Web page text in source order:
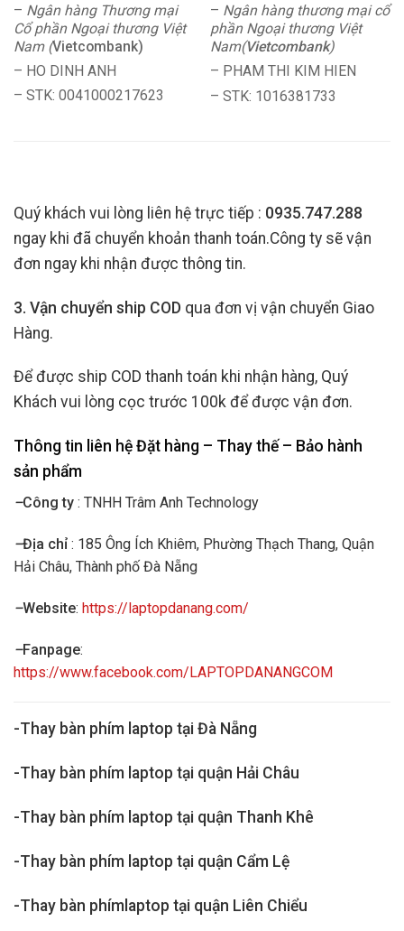
– Ngân hàng Thương mại
Cổ phần Ngoại thương Việt
Nam (Vietcombank)
– HO DINH ANH
– STK: 0041000217623
– Ngân hàng thương mại cổ
phần Ngoại thương Việt
Nam(Vietcombank)
– PHAM THI KIM HIEN
– STK: 1016381733
Quý khách vui lòng liên hệ trực tiếp : 0935.747.288
ngay khi đã chuyển khoản thanh toán.Công ty sẽ vận
đơn ngay khi nhận được thông tin.
3. Vận chuyển ship COD qua đơn vị vận chuyển Giao
Hàng.
Để được ship COD thanh toán khi nhận hàng, Quý
Khách vui lòng cọc trước 100k để được vận đơn.
Thông tin liên hệ Đặt hàng – Thay thế – Bảo hành
sản phẩm
–Công ty : TNHH Trâm Anh Technology
–Địa chỉ : 185 Ông Ích Khiêm, Phường Thạch Thang, Quận
Hải Châu, Thành phố Đà Nẵng
–Website: https://laptopdanang.com/
–Fanpage:
https://www.facebook.com/LAPTOPDANANGCOM
-Thay bàn phím laptop tại Đà Nẵng
-Thay bàn phím laptop tại quận Hải Châu
-Thay bàn phím laptop tại quận Thanh Khê
-Thay bàn phím laptop tại quận Cẩm Lệ
-Thay bàn phímlaptop tại quận Liên Chiểu